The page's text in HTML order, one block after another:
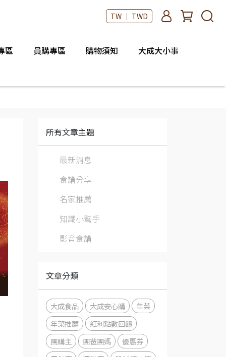
TW ｜ TWD
區 員購專區 購物須知 大成大小事
所有文章主題
最新消息
食譜分享
名家推薦
知識小幫手
影音食譜
文章分類
大成食品 大成安心購
年菜
年菜推薦
紅利點數回饋
團購主
團爸團媽
優惠券